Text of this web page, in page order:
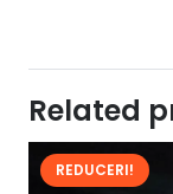
Related
REDUCERI!